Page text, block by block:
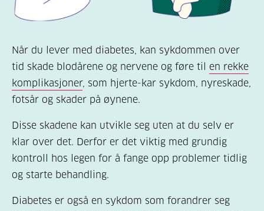
Når du lever med diabetes, kan sykdommen over
tid skade blodårene og nervene og føre til en rekke
komplikasjoner, som hjerte-kar sykdom, nyreskade,
fotsår og skader på øynene.
Disse skadene kan utvikle seg uten at du selv er
klar over det. Derfor er det viktig med grundig
kontroll hos legen for å fange opp problemer tidlig
og starte behandling.
Diabetes er også en sykdom som forandrer seg